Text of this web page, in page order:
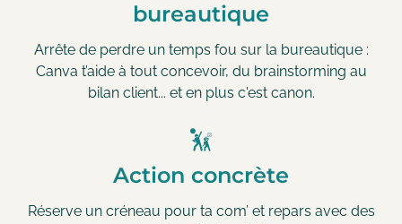
bureautique
Arrête de perdre un temps fou sur la bureautique :
Canva t’aide à tout concevoir, du brainstorming au
bilan client... et en plus c'est canon.
Action concrète
Réserve un créneau pour ta com’ et repars avec des